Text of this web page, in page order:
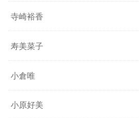
寺崎裕香
寿美菜子
小倉唯
小原好美